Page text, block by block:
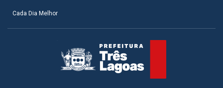
Cada Dia Melhor